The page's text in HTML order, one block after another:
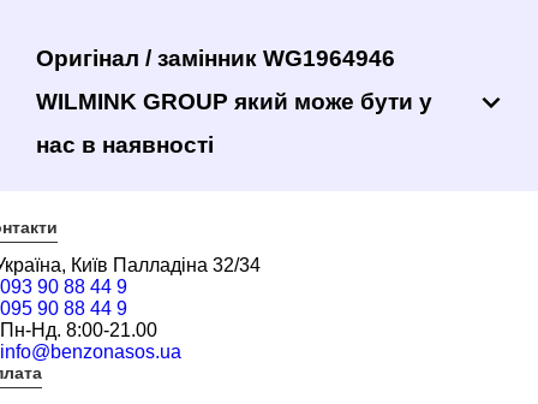
Оригінал / замінник WG1964946
WILMINK GROUP який може бути у
нас в наявності
Київ Палладіна 32/34
093 90 88 44 9
095 90 88 44 9
Пн-Нд. 8:00-21.00
info@benzonasos.ua